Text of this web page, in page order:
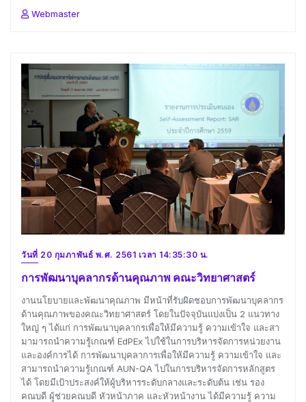
Webmaster
วันที่ 20 กุมภาพันธ์ พ.ศ. 2561 เวลา 14:35:30 น.
การพัฒนาบุคลากรด้านคุณภาพ คณะวิทยาศาสตร์
งานนโยบายและพัฒนาคุณภาพ มีหน้าที่รับผิดชอบการพัฒนาบุคลากร
ด้านคุณภาพของคณะวิทยาศาสตร์ โดยในปัจจุบันแบ่งเป็น 2 แนวทาง
ใหญ่ ๆ ได้แก่ การพัฒนาบุคลากรเพื่อให้มีความรู้ ความเข้าใจ และสา
มามารถนำความรู้เกณฑ์ EdPEx ไปใช้ในการบริหารจัดการหน่วยงาน
และองค์การได้ การพัฒนาบุคลาการเพื่อให้มีความรู้ ความเข้าใจ และ
สามารถนำความรู้เกณฑ์ AUN-QA ไปในการบริหารจัดการหลักสูตร
ได้ โดยมีเป้าประสงค์ให้ผู้บริหารระดับกลางและระดับต้น เช่น รอง
คณบดี ผู้ช่วยคณบดี หัวหน้าภาค และหัวหน้างาน ได้มีความรู้ ความ